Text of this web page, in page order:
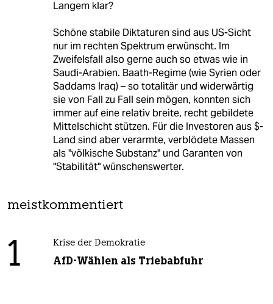
Langem klar?
Schöne stabile Diktaturen sind aus US-Sicht
nur im rechten Spektrum erwünscht. Im
Zweifelsfall also gerne auch so etwas wie in
Saudi-Arabien. Baath-Regime (wie Syrien oder
Saddams Iraq) – so totalitär und widerwärtig
sie von Fall zu Fall sein mögen, konnten sich
immer auf eine relativ breite, recht gebildete
Mittelschicht stützen. Für die Investoren aus $-
Land sind aber verarmte, verblödete Massen
als "völkische Substanz" und Garanten von
"Stabilität" wünschenswerter.
meistkommentiert
1 Krise der Demokratie
AfD-Wählen als Triebabfuhr